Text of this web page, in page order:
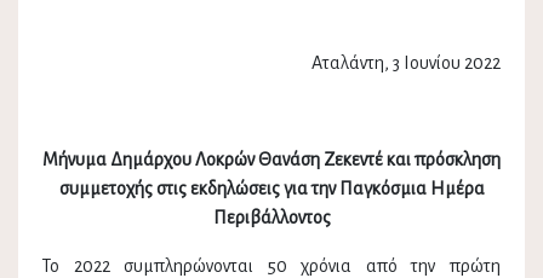
Αταλάντη, 3 Ιουνίου 2022
Μήνυμα Δημάρχου Λοκρών Θανάση Ζεκεντέ και πρόσκληση
συμμετοχής στις εκδηλώσεις για την Παγκόσμια Ημέρα
Περιβάλλοντος
Το 2022 συμπληρώνονται 50 χρόνια από την πρώτη